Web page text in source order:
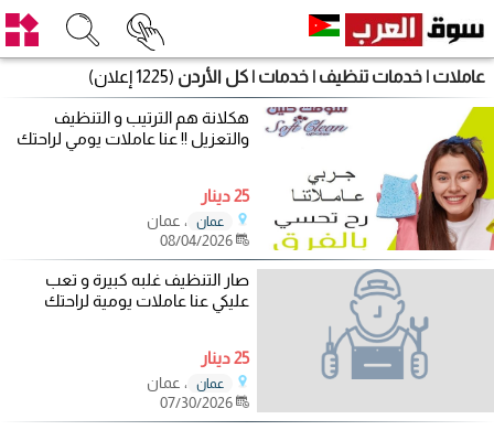
عاملات | خدمات تنظيف | خدمات | كل الأردن (1225 إعلان)
هكلانة هم الترتيب و التنظيف
والتعزيل !! عنا عاملات يومي لراحتك
25 دينار
عمان
، عمان
08/04/2026
صار التنظيف غلبه كبيرة و تعب
عليكي عنا عاملات يومية لراحتك
25 دينار
عمان
، عمان
07/30/2026